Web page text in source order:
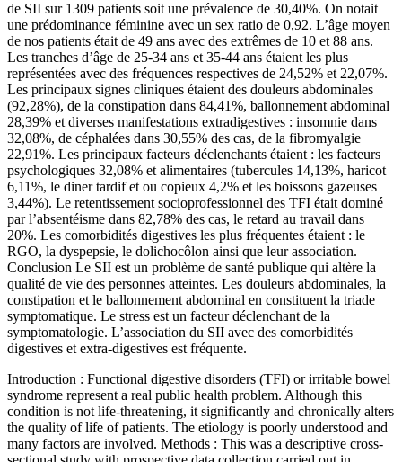
de SII sur 1309 patients soit une prévalence de 30,40%. On notait
une prédominance féminine avec un sex ratio de 0,92. L’âge moyen
de nos patients était de 49 ans avec des extrêmes de 10 et 88 ans.
Les tranches d’âge de 25-34 ans et 35-44 ans étaient les plus
représentées avec des fréquences respectives de 24,52% et 22,07%.
Les principaux signes cliniques étaient des douleurs abdominales
(92,28%), de la constipation dans 84,41%, ballonnement abdominal
28,39% et diverses manifestations extradigestives : insomnie dans
32,08%, de céphalées dans 30,55% des cas, de la fibromyalgie
22,91%. Les principaux facteurs déclenchants étaient : les facteurs
psychologiques 32,08% et alimentaires (tubercules 14,13%, haricot
6,11%, le diner tardif et ou copieux 4,2% et les boissons gazeuses
3,44%). Le retentissement socioprofessionnel des TFI était dominé
par l’absentéisme dans 82,78% des cas, le retard au travail dans
20%. Les comorbidités digestives les plus fréquentes étaient : le
RGO, la dyspepsie, le dolichocôlon ainsi que leur association.
Conclusion Le SII est un problème de santé publique qui altère la
qualité de vie des personnes atteintes. Les douleurs abdominales, la
constipation et le ballonnement abdominal en constituent la triade
symptomatique. Le stress est un facteur déclenchant de la
symptomatologie. L’association du SII avec des comorbidités
digestives et extra-digestives est fréquente.
Introduction : Functional digestive disorders (TFI) or irritable bowel
syndrome represent a real public health problem. Although this
condition is not life-threatening, it significantly and chronically alters
the quality of life of patients. The etiology is poorly understood and
many factors are involved. Methods : This was a descriptive cross-